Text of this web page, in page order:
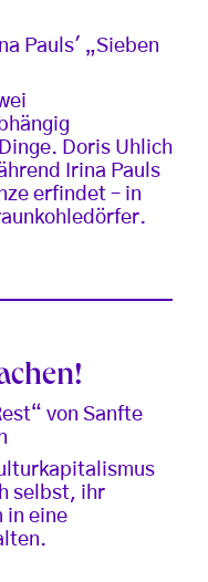
Pauls' „Sieben
Doris Uhlich
Irina Pauls
erfindet – in
von Sanfte
selbst, ihr
in eine